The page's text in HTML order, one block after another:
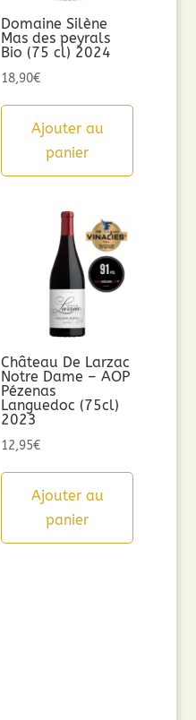
Domaine Silène
Mas des peyrals
Bio (75 cl) 2024
18,90€
Ajouter au
panier
Château De Larzac
Notre Dame – AOP
Pézenas
Languedoc (75cl)
2023
12,95€
Ajouter au
panier